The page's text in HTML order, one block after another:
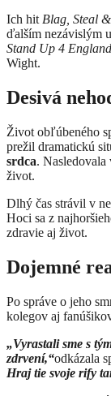
Ich hit Blag, Steal
ďalším nezávislým
Stand Up 4 England
Wight.
Desivá
Život obľúbeného
prežil dramatickú
srdca. Nasledovala
život.
Dlhý čas strávil v
Hoci sa z
zdravie aj život.
Dojemné
Po správe o jeho
kolegov aj
„Vyrastali sme s
zdrvení,“odkázala
Hraj tie svoje rify